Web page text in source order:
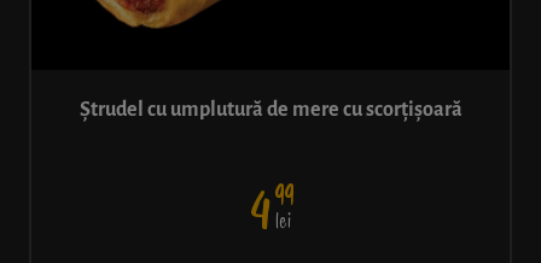
Ștrudel cu umplutură de mere cu scorțișoară
499
lei